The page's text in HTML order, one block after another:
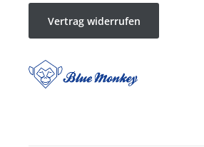
Vertrag widerrufen